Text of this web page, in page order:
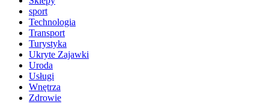
sport
Technologia
Transport
Turystyka
Ukryte Zajawki
Uroda
Usługi
Wnętrza
Zdrowie